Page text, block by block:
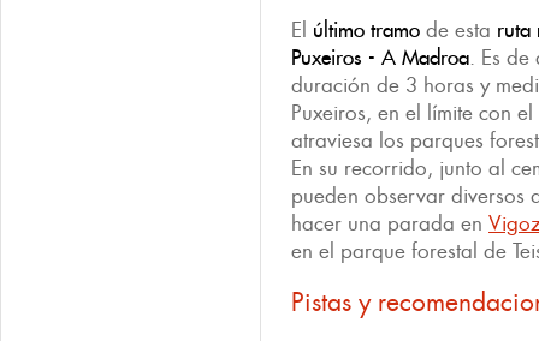
El último tramo de esta ruta
Puxeiros - A Madroa. Es
duración de 3 horas y
Puxeiros, en el límite con
atraviesa los parques
En su recorrido, junto al
pueden observar diversos
hacer una parada en
en el parque forestal de
Pistas y